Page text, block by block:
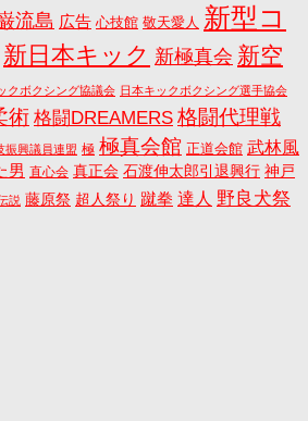
流島 広告 心技館 敬天愛人 新型コ
新日本キック 新極真会 新空
クボクシング協議会 日本キックボクシング選手協会
術 格闘DREAMERS 格闘代理戦
振興議員連盟 極 極真会館 正道会館 武林風
男 直心会 真正会 石渡伸太郎引退興行 神戸
説 藤原祭 超人祭り 蹴拳 達人 野良犬祭